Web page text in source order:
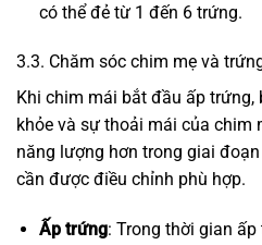
có thể đẻ từ 1 đến 6 trứng.
3.3. Chăm sóc chim mẹ và
Khi chim mái bắt đầu ấp trứng,
khỏe và sự thoải mái của chim
năng lượng hơn trong giai
cần được điều chỉnh phù hợp.
Ấp trứng: Trong thời gian